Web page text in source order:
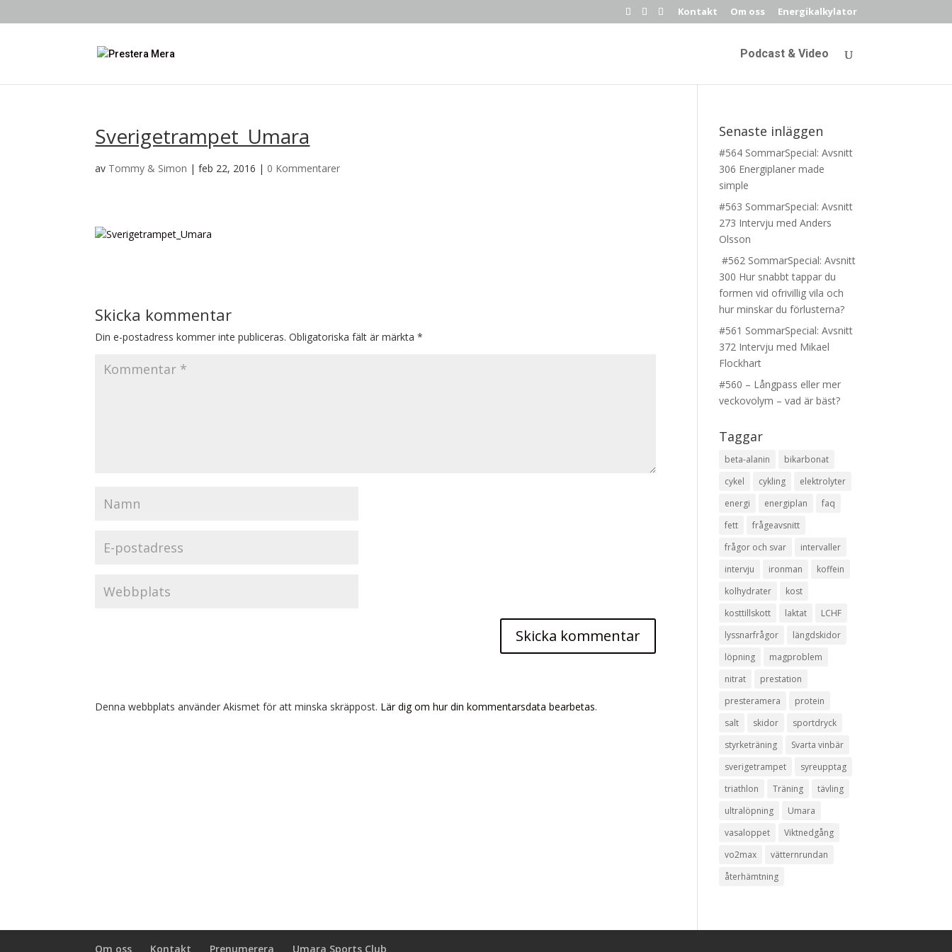
Kontakt Om oss Energikalkylator
Podcast & Video
Sverigetrampet_Umara
av Tommy & Simon |feb 22, 2016 | 0 Kommentarer
Skicka kommentar
Din e-postadress kommer inte publiceras. Obligatoriska fält är märkta*
Denna webbplats använder Akismet för att minska skräppost. Lär dig om hur din kommentarsdata bearbetas.
Senaste inläggen
#564 SommarSpecial: Avsnitt
306 Energiplaner made
simple
#563 SommarSpecial: Avsnitt
273 Intervju med Anders
Olsson
#562 SommarSpecial: Avsnitt
300 Hur snabbt tappar du
formen vid ofrivillig vila och
hur minskar du förlusterna?
#561 SommarSpecial: Avsnitt
372 Intervju med Mikael
Flockhart
#560 – Långpass eller mer
veckovolym – vad är bäst?
Taggar
beta-alanin
bikarbonat
cykel
cykling
elektrolyter
energi
energiplan
faq
fett
frågeavsnitt
frågor och svar
intervaller
intervju
ironman
koffein
kolhydrater
kost
kosttillskott
laktat
LCHF
lyssnarfrågor
längdskidor
löpning
magproblem
nitrat
prestation
presteramera
protein
salt
skidor
sportdryck
styrketräning
Svarta vinbär
sverigetrampet
syreupptag
triathlon
Träning
tävling
ultralöpning
Umara
vasaloppet
Viktnedgång
vo2max
vätternrundan
återhämtning
Om oss Kontakt Prenumerera Umara Sports Club